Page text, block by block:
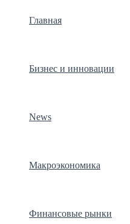
Главная
Бизнес и инновации
News
Макроэкономика
Финансовые рынки